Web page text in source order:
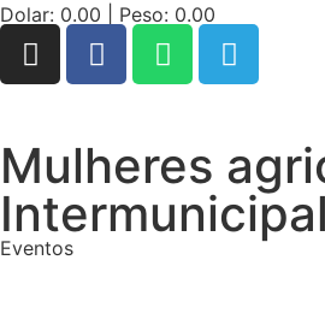
Dolar: 0.00 | Peso: 0.00
Mulheres
Intermunicipal
Eventos